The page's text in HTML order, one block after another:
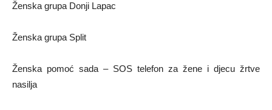
Ženska grupa Donji Lapac
Ženska grupa Split
Ženska pomoć sada – SOS telefon za žene i djecu žrtve
nasilja